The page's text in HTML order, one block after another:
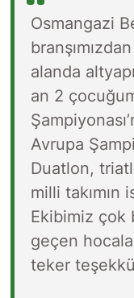
Osmangazi
alanda
an 2
Avrupa
Duatlon,
milli
Ekibimiz çok
geçen
teker